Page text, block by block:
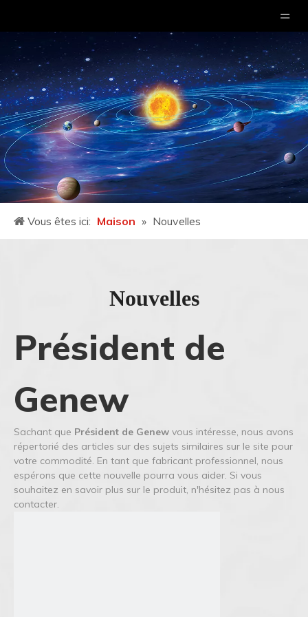
Vous êtes ici: Maison » Nouvelles
Nouvelles
Président de
Genew
Sachant que Président de Genew vous intéresse, nous avons
répertorié des articles sur des sujets similaires sur le site pour
votre commodité. En tant que fabricant professionnel, nous
espérons que cette nouvelle pourra vous aider. Si vous
souhaitez en savoir plus sur le produit, n'hésitez pas à nous
contacter.